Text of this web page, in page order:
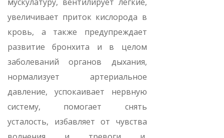
увеличивает приток кислорода в
кровь, а также предупреждает
развитие бронхита и в целом
заболеваний органов дыхания,
нормализует артериальное
давление, успокаивает нервную
систему, помогает снять
усталость, избавляет от чувства